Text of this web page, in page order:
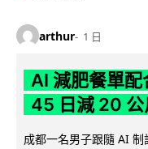
arthur 1 日
AI 減肥餐單
45 日減 20 公
成都一名男子跟隨 AI